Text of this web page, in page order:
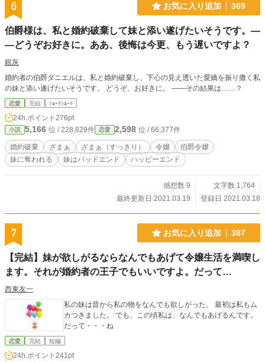
6 お気に入り追加 369
伯爵様は、私と婚約破棄して妹と添い遂げたいそうです。―
―どうぞお好きに。ああ、後悔は今更、もう遅いですよ？
銀灰
婚約者の伯爵ダニエルは、私と婚約破棄し、下心の見え透いた愛嬌を振り撒く私
の妹と添い遂げたいそうです。 どうぞ、お好きに。 ――その結果は……？
恋愛 完結 ｼｮｰﾄｼｮｰﾄ
24h.ポイント 276pt
小説 5,166 位 / 228,829件 恋愛 2,598 位 / 66,377件
婚約破棄 ざまぁ ざまぁ（すっきり） 令嬢
伯爵令嬢
妹に奪われる
妹はバッドエンド ハッピーエンド
感想数 9
文字数 1,764
最終更新日 2021.03.19
登録日 2021.03.18
7 お気に入り追加 387
【完結】妹が欲しがるならなんでもあげて令嬢生活を満喫し
ます。それが婚約者の王子でもいいですよ。だって…
西東友一
私の妹は昔から私の物をなんでも欲しがった。 最初は私もム
カつきました。 でも、この頃私は、なんでもあげるんです。
だって・・・ね
恋愛 完結 短編
24h.ポイント 241pt